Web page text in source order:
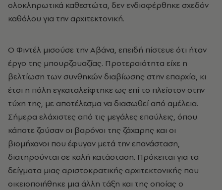
ολοκληρωτικά καθεστώτα, δεν ενδιαφέρθηκε σχεδόν
καθόλου για την αρχιτεκτονική.
Ο Φιντέλ μισούσε την Αβάνα, επειδή πίστευε ότι ήταν
έργο της μπουρζουαζίας. Προτεραιότητα είχε η
βελτίωση των συνθηκών διαβίωσης στην επαρχία, κι
έτσι η πόλη εγκαταλείφτηκε ως επί το πλείστον στην
τύχη της, με αποτέλεσμα να διασωθεί από αμέλεια.
Σήμερα ελάχιστες από τις μεγάλες επαύλεις, όπου
κάποτε ζούσαν οι βαρόνοι της ζάχαρης και οι
βιομήχανοι που έφυγαν μετά την επανάσταση,
διατηρούνται σε καλή κατάσταση. Πρόκειται για τα
δείγματα μιας αριστοκρατικής αρχιτεκτονικής που
οικειοποιήθηκε μια άλλη τάξη και της οποίας ο